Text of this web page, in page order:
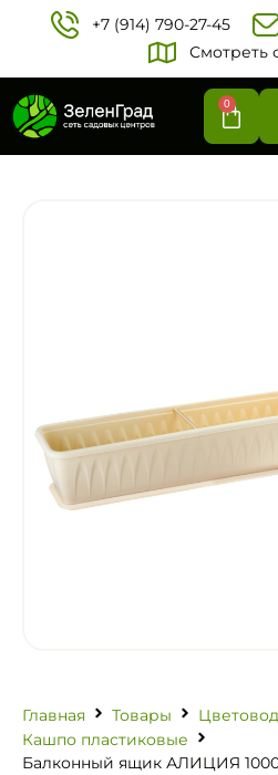
+7 (914) 790-27-45‬
Смотреть
0
Главная Товары
Кашпо пластиковые
Балконный ящик АЛИЦИЯ